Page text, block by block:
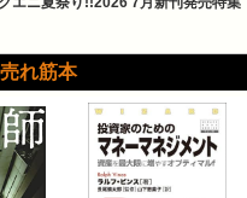
れ筋本